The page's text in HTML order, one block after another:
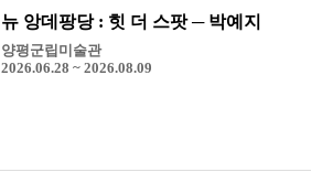
뉴 앙데팡당 : 힛 더 스팟 ─ 박예지
양평군립미술관
2026.06.28 ~ 2026.08.09